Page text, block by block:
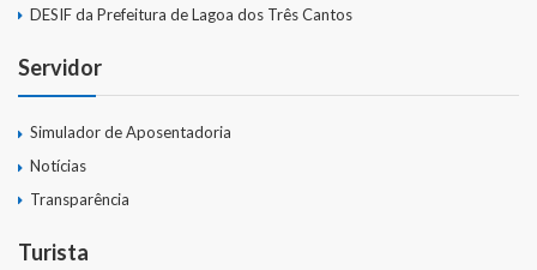
DESIF da Prefeitura de Lagoa dos Três Cantos
Servidor
Simulador de Aposentadoria
Notícias
Transparência
Turista